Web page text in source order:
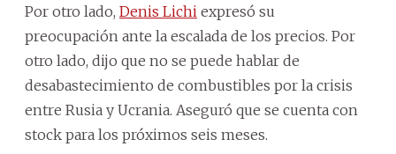
Por otro lado, Denis Lichi expresó su
preocupación ante la escalada de los precios. Por
otro lado, dijo que no se puede hablar de
desabastecimiento de combustibles por la crisis
entre Rusia y Ucrania. Aseguró que se cuenta con
stock para los próximos seis meses.